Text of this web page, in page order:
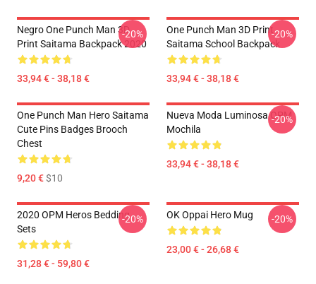
Negro One Punch Man 3D
Print Saitama Backpack 2020
33,94 € - 38,18 €
-20%
One Punch Man 3D Print
Saitama School Backpack
33,94 € - 38,18 €
-20%
One Punch Man Hero Saitama
Cute Pins Badges Brooch
Chest
9,20 €$10
Nueva Moda Luminosa OPM
Mochila
33,94 € - 38,18 €
-20%
2020 OPM Heros Bedding
Sets
31,28 € - 59,80 €
-20% OK Oppai Hero Mug
23,00 € - 26,68 €
-20%